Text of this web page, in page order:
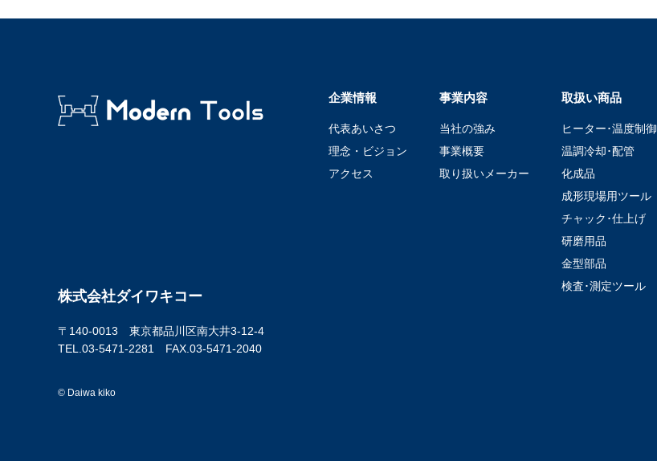
株式会社ダイワキコー
〒140-0013 東京都品川区南大井3-12-4
TEL.03-5471-2281 FAX.03-5471-2040
© Daiwa kiko
企業情報
代表あいさつ
理念・ビジョン
アクセス
事業内容
当社の強み
事業概要
取り扱いメーカー
取扱い商品
ヒーター･温度制御
温調冷却･配管
化成品
成形現場用ツール
チャック･仕上げ
研磨用品
金型部品
検査･測定ツール